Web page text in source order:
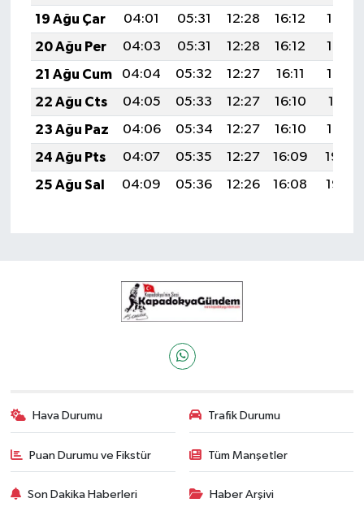
19 Ağu Çar
04:01 05:31 12:28 16:12
19:15
20 Ağu Per
04:03 05:31 12:28 16:12
19:14
21 Ağu Cum
04:04 05:32 12:27 16:11
19:13
22 Ağu Cts
04:05 05:33 12:27 16:10
19:11
23 Ağu Paz
04:06 05:34 12:27 16:10
19:10
24 Ağu Pts
04:07 05:35 12:27 16:09
19:08
25 Ağu Sal
04:09 05:36 12:26 16:08 19:07
Hava Durumu Trafik Durumu
Puan Durumu ve Fikstür Tüm Manşetler
Son Dakika Haberleri Haber Arşivi